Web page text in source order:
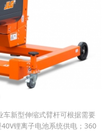
车新型伸缩式臂杆可根据需要
锂离子电池系统供电；360